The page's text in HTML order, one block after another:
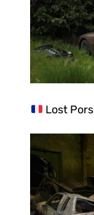
Lost